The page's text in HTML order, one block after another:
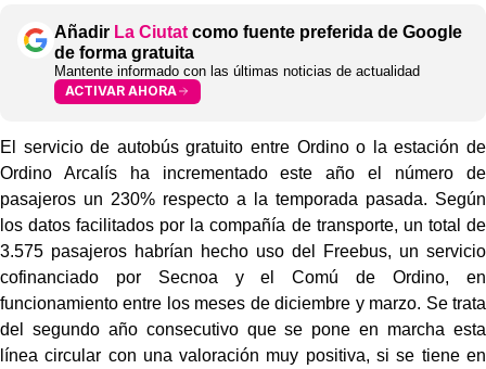
Añadir La Ciutat como fuente preferida de Google
de forma gratuita
Mantente informado con las últimas noticias de actualidad
ACTIVAR AHORA
El servicio de autobús gratuito entre Ordino o la estación de
Ordino Arcalís ha incrementado este año el número de
pasajeros un 230% respecto a la temporada pasada. Según
los datos facilitados por la compañía de transporte, un total de
3.575 pasajeros habrían hecho uso del Freebus, un servicio
cofinanciado por Secnoa y el Comú de Ordino, en
funcionamiento entre los meses de diciembre y marzo. Se trata
del segundo año consecutivo que se pone en marcha esta
línea circular con una valoración muy positiva, si se tiene en